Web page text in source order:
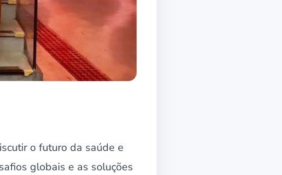
o futuro da saúde e
globais e as soluções